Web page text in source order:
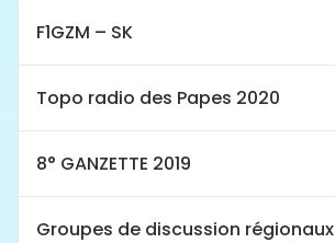
F1GZM – SK
Topo radio des Papes 2020
8° GANZETTE 2019
Groupes de discussion régionaux